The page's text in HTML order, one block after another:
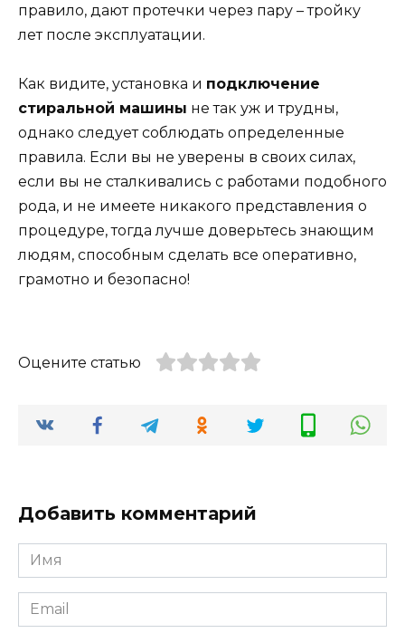
правило, дают протечки через пару – тройку
лет после эксплуатации.
Как видите, установка и подключение
стиральной машины не так уж и трудны,
однако следует соблюдать определенные
правила. Если вы не уверены в своих силах,
если вы не сталкивались с работами подобного
рода, и не имеете никакого представления о
процедуре, тогда лучше доверьтесь знающим
людям, способным сделать все оперативно,
грамотно и безопасно!
Оцените статью
Добавить комментарий
Имя
*
Email
*